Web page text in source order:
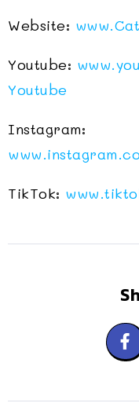
Website:
Youtube:
Youtube
Instagram:
TikTok: